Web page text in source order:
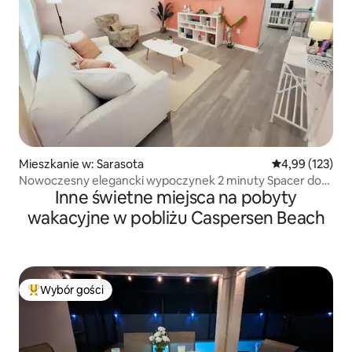
Mieszkanie w: Sarasota Średnia
4,99 (123)
Nowoczesny elegancki wypoczynek 2 minuty Spacer do
plaży i wioskiInne świetne miejsca na pobyty
wakacyjne w pobliżu Caspersen Beach
Najpopularniejsze z kategorii Wybór gości
Wybór gości